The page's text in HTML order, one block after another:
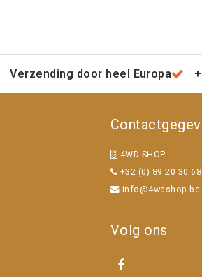
Verzending door heel Europa
4WD SHOP
+32 (0) 89 20 30 68
info@4wdshop.be
Volg ons